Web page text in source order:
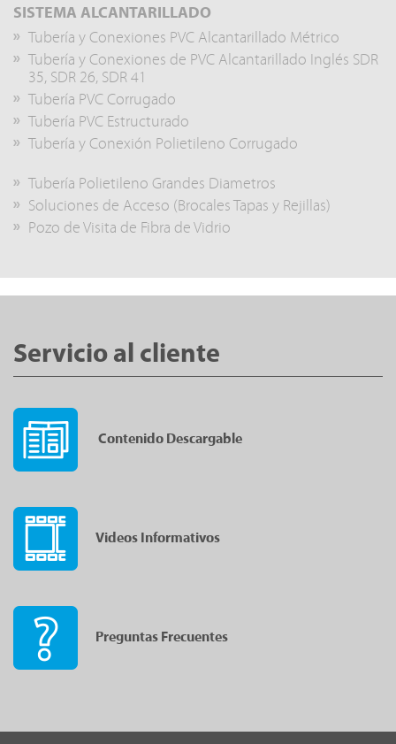
SISTEMA ALCANTARILLADO
Tubería y Conexiones PVC Alcantarillado Métrico
Tubería y Conexiones de PVC Alcantarillado Inglés SDR
35, SDR 26, SDR 41
Tubería PVC Corrugado
Tubería PVC Estructurado
Tubería y Conexión Polietileno Corrugado
Tubería Polietileno Grandes Diametros
Soluciones de Acceso (Brocales Tapas y Rejillas)
Pozo de Visita de Fibra de Vidrio
Servicio al cliente
Contenido Descargable
Videos Informativos
Preguntas Frecuentes